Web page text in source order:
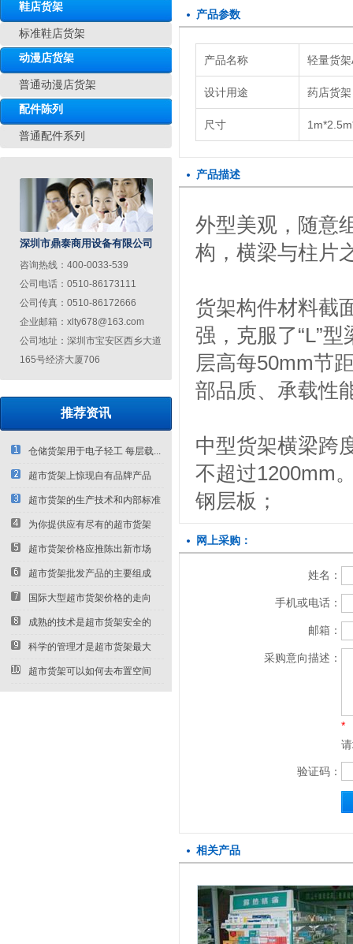
鞋店货架
标准鞋店货架
动漫店货架
普通动漫店货架
配件陈列
普通配件系列
深圳市鼎泰商用设备有限公司
咨询热线：400-0033-539
公司电话：0510-86173111
公司传真：0510-86172666
企业邮箱：xlty678@163.com
公司地址：深圳市宝安区西乡大道
165号经济大厦706
推荐资讯
仓储货架用于电子轻工 每层载...
超市货架上惊现自有品牌产品
超市货架的生产技术和内部标准
为你提供应有尽有的超市货架
厂... 超市货架价格应推陈出新市场
超市货架批发产品的主要组成
部... 国际大型超市货架价格的走向
成熟的技术是超市货架安全的
第... 科学的管理才是超市货架最大
的... 超市货架可以如何去布置空间
产品参数
产品名称 轻量货
设计用途 药店货架
尺寸
产品描述
外型美观，随意
构，横梁与柱片
货架构件材料截
强，克服了“L”
层高每50mm节
部品质、承载性
中型货架横梁跨
不超过1200mm
钢层板；
网上采购：
姓名：
手机或电话：
邮箱：
采购意向描述：
*
验证码：
相关产品